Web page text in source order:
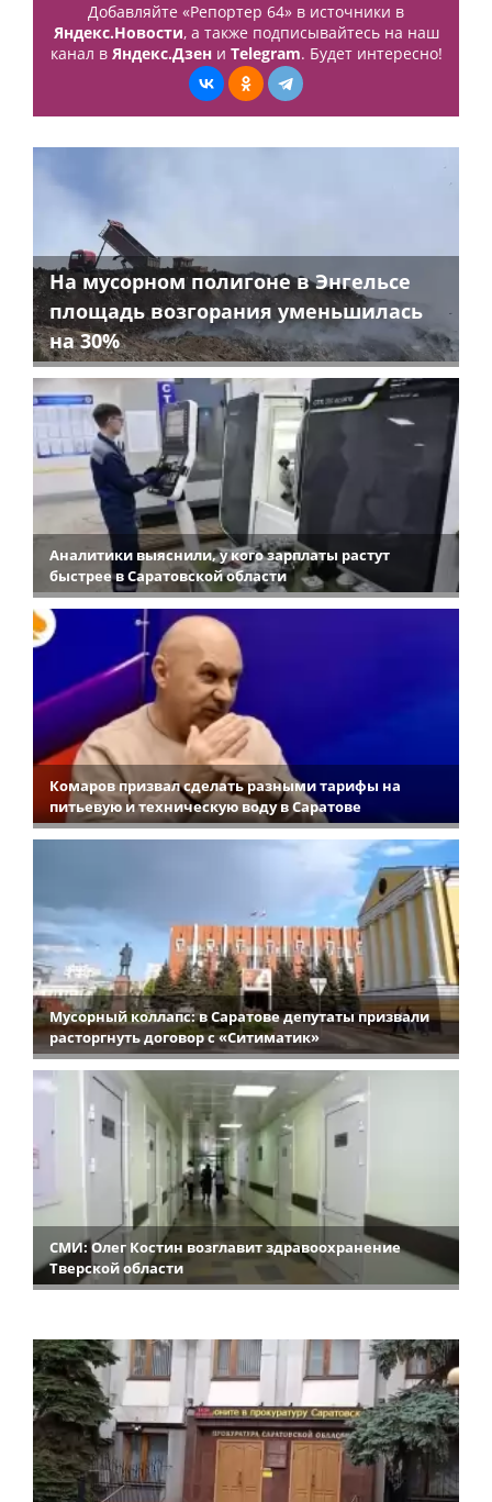
Добавляйте «Репортер 64» в источники в
Яндекс.Новости, а также подписывайтесь на наш
канал в Яндекс.Дзени Telegram. Будет интересно!
На мусорном полигоне в Энгельсе
площадь возгорания уменьшилась
на 30%
Аналитики выяснили, у кого зарплаты растут
быстрее в Саратовской области
Комаров призвал сделать разными тарифы на
питьевую и техническую воду в Саратове
Мусорный коллапс: в Саратове депутаты призвали
расторгнуть договор с «Ситиматик»
СМИ: Олег Костин возглавит здравоохранение
Тверской области